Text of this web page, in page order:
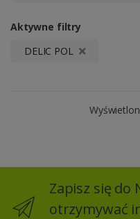
Aktywne filtry
DELIC POL
Zapisz się do
otrzymywać